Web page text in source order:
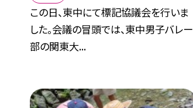
この日、東中にて標記協議会を行いま
した。会議の冒頭では、東中男子バレー
部の関東大...